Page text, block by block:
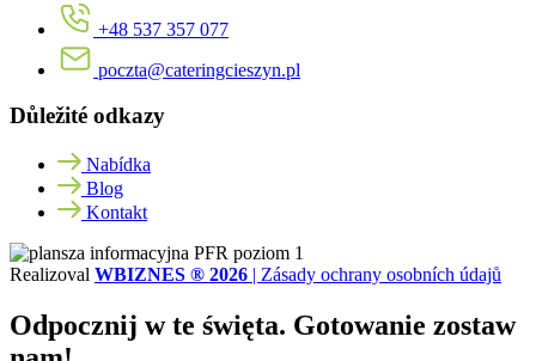
+48 537 357 077
poczta@cateringcieszyn.pl
Důležité odkazy
Nabídka
Blog
Kontakt
Realizoval WBIZNES ® 2026 | Zásady ochrany osobních údajů
Odpocznij w te święta. Gotowanie zostaw